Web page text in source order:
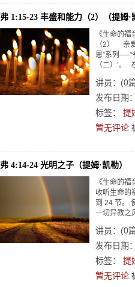
弗 1:15-23 丰盛和能力（2）（提姆·
《生命的
（2） 亲
恩”系列──“
（二）’。
讲员： (0
发布日期
标签： 提
暂无评论
弗 4:14-24 光明之子（提姆·凯勒）
《生命的
收听生命的
到 24 节。
一切异教之
讲员： (0
发布日期
标签： 提
暂无评论